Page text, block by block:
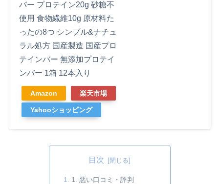
バー プロテイン20g 砂糖不
使用 食物繊維10g 原材料た
ったの8つ シンプル&ナチュ
ラル処方 国産製造 国産プロ
テインバー 無添加プロテイ
ンバー 1箱 12本入り
Amazon 楽天市場
Yahooショッピング
目次
1. 悪い口コミ・評判